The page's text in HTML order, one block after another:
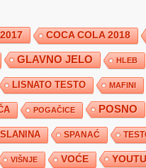
COCA COLA 2018
GLAVNO JELO HLEB
LISNATO TESTO MAFINI
POGAČICE POSNO
SLANINA SPANAĆ
VIŠNJE VOĆE